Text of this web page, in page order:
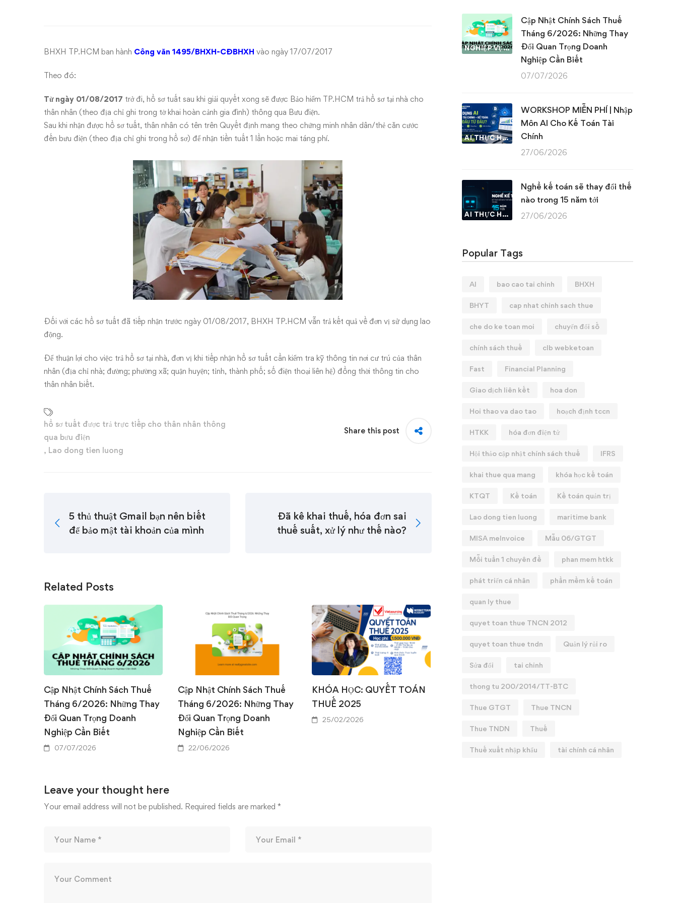
trả
trực
tiếp
cho
thân
BHXH TP.HCM ban hành Công văn 1495/BHXH-CĐBHXH vào ngày 17/07/2017
Theo đó:
Từ ngày 01/08/2017 trở đi, hồ sơ tuất sau khi giải quyết xong sẽ được Bảo hiểm TP.HCM trả hồ sơ tại nhà cho
thân nhân (theo địa chỉ ghi trong tờ khai hoàn cảnh gia đình) thông qua Bưu điện.
Sau khi nhận được hồ sơ tuất, thân nhân có tên trên Quyết định mang theo chứng minh nhân dân/thẻ căn cước
đến bưu điện (theo địa chỉ ghi trong hồ sơ) để nhận tiền tuất 1 lần hoặc mai táng phí.
Đối với các hồ sơ tuất đã tiếp nhận trước ngày 01/08/2017, BHXH TP.HCM vẫn trả kết quả về đơn vị sử dụng lao
động.
Để thuận lợi cho việc trả hồ sơ tại nhà, đơn vị khi tiếp nhận hồ sơ tuất cần kiểm tra kỹ thông tin nơi cư trú của thân
nhân (địa chỉ nhà; đường; phường xã; quận huyện; tỉnh, thành phố; số điện thoại liên hệ) đồng thời thông tin cho
thân nhân biết.
hồ sơ tuất được trả trực tiếp cho thân nhân thông
qua bưu điện
, Lao dong tien luong
Share this post
5 thủ thuật Gmail bạn nên biết
để bảo mật tài khoản của mình
Đã kê khai thuế, hóa đơn sai
thuế suất, xử lý như thế nào?
Related Posts
Cập Nhật Chính Sách Thuế
Tháng 6/2026: Những Thay
Đổi Quan Trọng Doanh
Nghiệp Cần Biết
07/07/2026
Cập Nhật Chính Sách Thuế
Tháng 6/2026: Những Thay
Đổi Quan Trọng Doanh
Nghiệp Cần Biết
22/06/2026
KHÓA HỌC: QUYẾT TOÁN
THUẾ 2025
25/02/2026
09 ĐIỂM MỚI THUẾ GTGT
25/07/2025
01/07/2025
Leave your thought here
Your email address will not be published. Required fields are marked *
NGHIỆP VỤ KẾ TOÁN & THUẾ
Cập Nhật Chính Sách Thuế
Tháng 6/2026: Những Thay
Đổi Quan Trọng Doanh
Nghiệp Cần Biết
07/07/2026
AI THỰC HÀNH
WORKSHOP MIỄN PHÍ | Nhập
Môn AI Cho Kế Toán Tài
Chính
27/06/2026
AI THỰC HÀNH
Nghề kế toán sẽ thay đổi thế
nào trong 15 năm tới
27/06/2026
Popular Tags
AI bao cao tai chinh BHXH
BHYT cap nhat chinh sach thue
che do ke toan moi chuyển đổi số
chính sách thuế clb webketoan
Fast Financial Planning
Giao dịch liên kết hoa don
Hoi thao va dao tao hoạch định tccn
HTKK hóa đơn điện tử
Hội thảo cập nhật chính sách thuế IFRS
khai thue qua mang khóa học kế toán
KTQT Kế toán Kế toán quản trị
Lao dong tien luong maritime bank
MISA meInvoice Mẫu 06/GTGT
Mỗi tuần 1 chuyên đề phan mem htkk
phát triển cá nhân phần mềm kế toán
quan ly thue
quyet toan thue TNCN 2012
quyet toan thue tndn Quản lý rủi ro
Sửa đổi tai chinh
thong tu 200/2014/TT-BTC
Thue GTGT Thue TNCN
Thue TNDN Thuế
Thuế xuất nhập khẩu tài chính cá nhân